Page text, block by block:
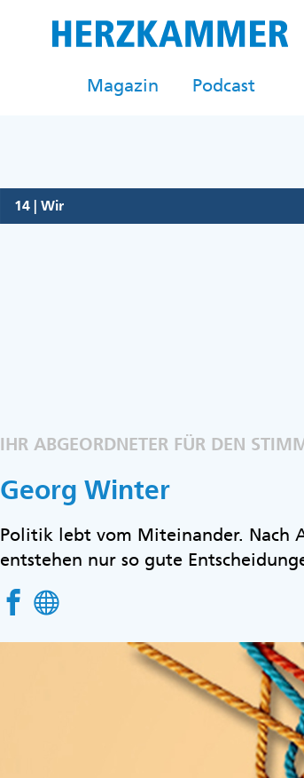
Magazin Podcast
14 | Wir
IHR ABGEORDNETER FÜR DEN
Georg Winter
Politik lebt vom Miteinander. Nach
entstehen nur so gute